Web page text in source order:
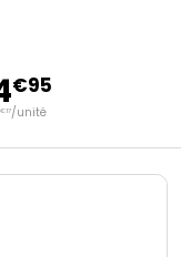
€95
€ 17/unité